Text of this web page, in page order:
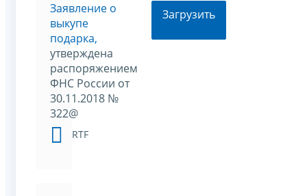
Заявление о
выкупе
подарка,
утверждена
распоряжением
ФНС России от
30.11.2018 №
322@
RTF
Загрузить